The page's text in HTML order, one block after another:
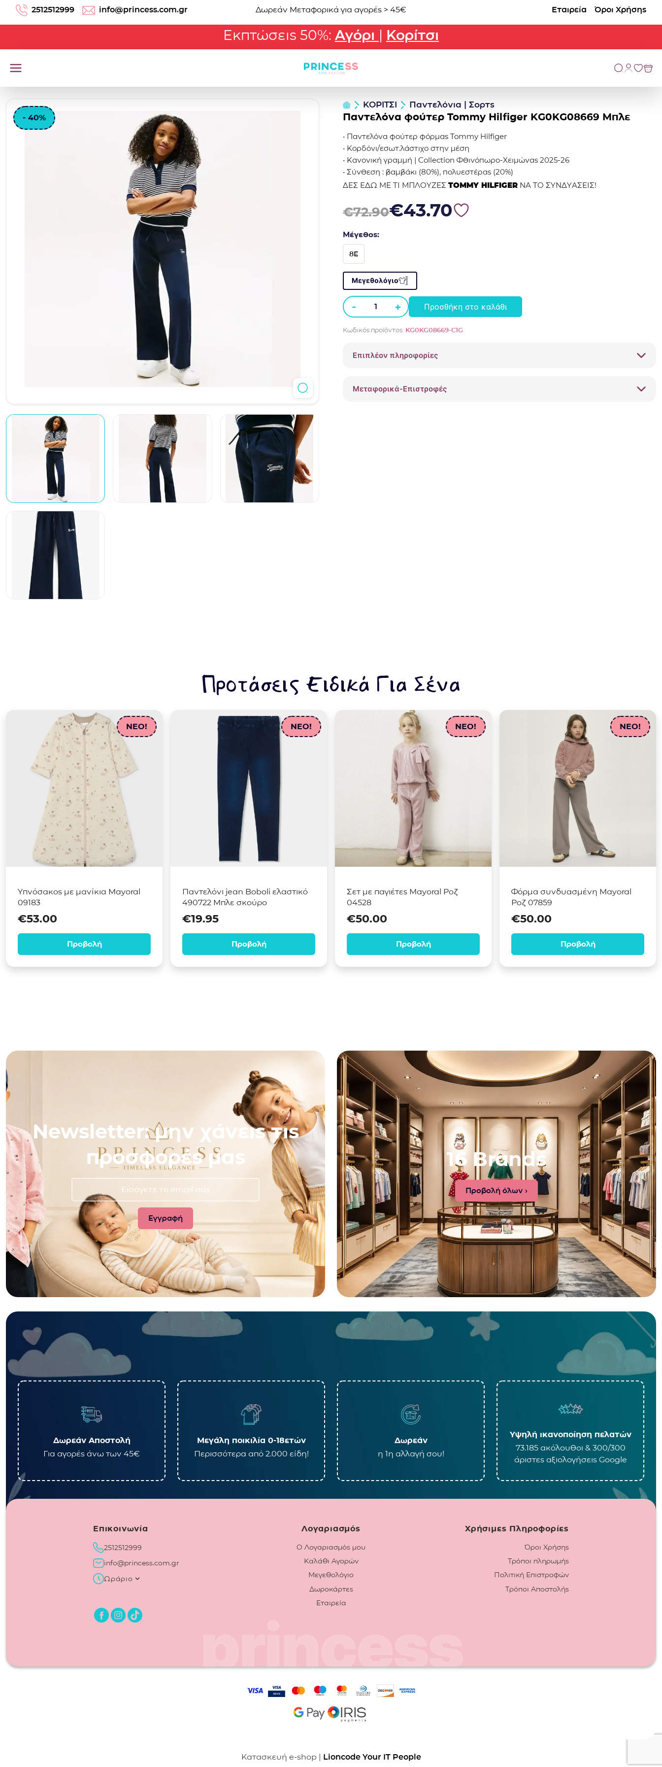
Μετάβαση στο περιεχόμενο
2512512999 info@princess.com.gr Δωρεάν Μεταφορικά για αγορές > 45€ Εταιρεία Όροι Χρήσης
Εκπτώσεις 50%: Αγόρι | Κορίτσι
- 40%
ΚΟΡΙΤΣΙ Παντελόνια | Σορτς
Παντελόνα φούτερ Tommy Hilfiger KG0KG08669 Μπλε
• Παντελόνα φούτερ φόρμας Tommy Hilfiger
• Κορδόνι/εσωτ.λάστιχο στην μέση
• Κανονική γραμμή | Collection Φθινόπωρο-Χειμώνας 2025-26
• Σύνθεση : βαμβάκι (80%), πολυεστέρας (20%)
ΔΕΣ ΕΔΩ ΜΕ ΤΙ ΜΠΛΟΥΖΕΣ TOMMY HILFIGER NA TO ΣΥΝΔΥΑΣΕΙΣ!
€72.90
Original price was: €72.90.
€43.70
Η τρέχουσα τιμή είναι: €43.70.
Μέγεθος:
8E
Μεγεθολόγιο
-
Παντελόνα
Tommy
KG0KG08669
+ Προσθήκη στο καλάθι
Κωδικός προϊόντος: KG0KG08669-C1G
Επιπλέον πληροφορίες
Μεταφορικά-Επιστροφές
Προτάσεις Ειδικά Για Σένα
NEO!
Υπνόσακος με μανίκια Mayoral
09183
€53.00
Προβολή
NEO!
Παντελόνι jean Boboli ελαστικό
490722 Μπλε σκούρο
€19.95
Προβολή
NEO!
Σετ με παγιέτες Mayoral Ροζ
04528
€50.00
Προβολή
NEO!
Φόρμα συνδυασμένη Mayoral
Ροζ 07859
€50.00
Προβολή
Newsletter: μην χάνεις τις
προσφορές μας
16 Brands
Προβολή όλων ›
Δωρεάν Αποστολή
Για αγορές άνω των 45€
Μεγάλη ποικιλία 0-18ετών
Περισσότερα από 2.000 είδη!
Δωρεάν
η 1η αλλαγή σου!
Υψηλή ικανοποίηση πελατών
73.185 ακόλουθοι & 300/300
άριστες αξιολογήσεις Google
Επικοινωνία
2512512999
info@princess.com.gr
Ωράριο
Λογαριασμός
Ο Λογαριασμός μου
Καλάθι Αγορών
Μεγεθολόγιο
Δωροκάρτες
Εταιρεία
Χρήσιμες Πληροφορίες
Όροι Χρήσης
Τρόποι πληρωμής
Πολιτική Επιστροφών
Τρόποι Αποστολής
Κατασκευή e-shop | Lioncode Your IT People